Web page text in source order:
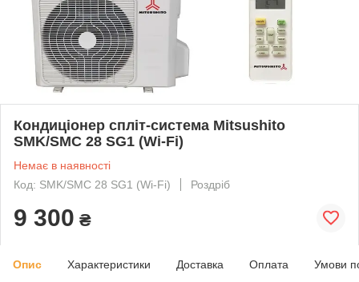
Кондиціонер спліт-система Mitsushito
SMK/SMC 28 SG1 (Wi-Fi)
Немає в наявності
Код: SMK/SMC 28 SG1 (Wi-Fi)
Роздріб
9 300 ₴
Опис Характеристики Доставка Оплата Умови